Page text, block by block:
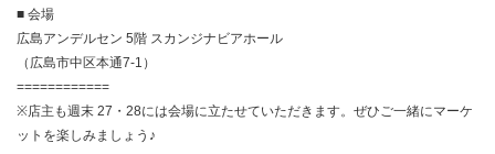
■ 会場
広島アンデルセン 5階 スカンジナビアホール
（広島市中区本通7-1）
============
※店主も週末 27・28には会場に立たせていただきます。ぜひご一緒にマーケ
ットを楽しみましょう♪